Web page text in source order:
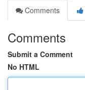
Comments
Comments
Submit a Comment
No HTML